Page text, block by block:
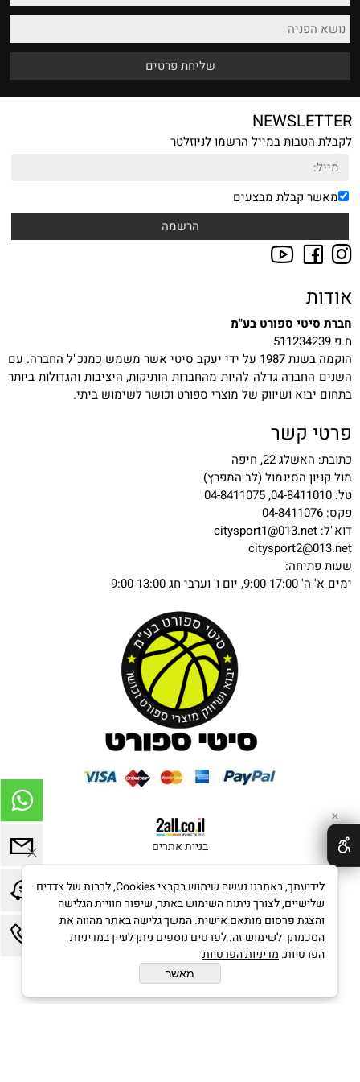
NEWSLETTER
לקבלת הטבות במייל הרשמו לניוזלטר
מאשר קבלת מבצעים
אודות
חברת סיטי ספורט בע"מ
ח.פ 511234239
הוקמה בשנת 1987 על ידי יעקב סיטי אשר משמש כמנכ"ל החברה. עם
השנים החברה גדלה להיות מהחברות הותיקות, היציבות והגדולות ביותר
בתחום יבוא ושיווק של מוצרי ספורט וכושר לשימוש ביתי.
פרטי קשר
כתובת: האשלג 22, חיפה
מול קניון הסינמול (לב המפרץ)
טל: 04-8411010, 04-8411075
פקס: 04-8411076
דוא"ל: citysport1@013.net
citysport2@013.net
שעות פתיחה:
ימים א'-ה' 9:00-17:00, יום ו' וערבי חג 9:00-13:00
בניית אתרים
✕
לידיעתך, באתרנו נעשה שימוש בקבצי Cookies, לרבות של צדדים
שלישיים, לצורך ניתוח השימוש באתר, שיפור חוויית הגלישה
והצגת פרסום מותאם אישית. המשך גלישה באתר מהווה את
הסכמתך לשימוש זה. לפרטים נוספים ניתן לעיין במדיניות
הפרטיות. מדיניות הפרטיות
מאשר